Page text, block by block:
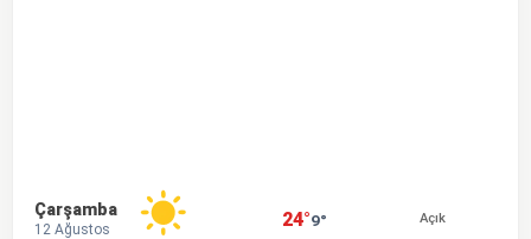
Çarşamba
12 Ağustos 24°9° Açık